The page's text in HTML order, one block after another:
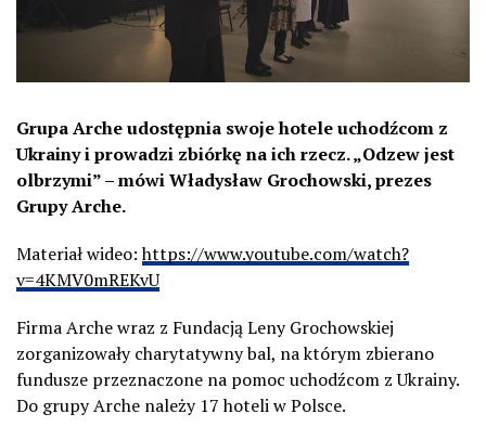
Grupa Arche udostępnia swoje hotele uchodźcom z
Ukrainy i prowadzi zbiórkę na ich rzecz. „Odzew jest
olbrzymi” – mówi Władysław Grochowski, prezes
Grupy Arche.
Materiał wideo:https://www.youtube.com/watch?
v=4KMV0mREKvU
Firma Arche wraz z Fundacją Leny Grochowskiej
zorganizowały charytatywny bal, na którym zbierano
fundusze przeznaczone na pomoc uchodźcom z Ukrainy.
Do grupy Arche należy 17 hoteli w Polsce.